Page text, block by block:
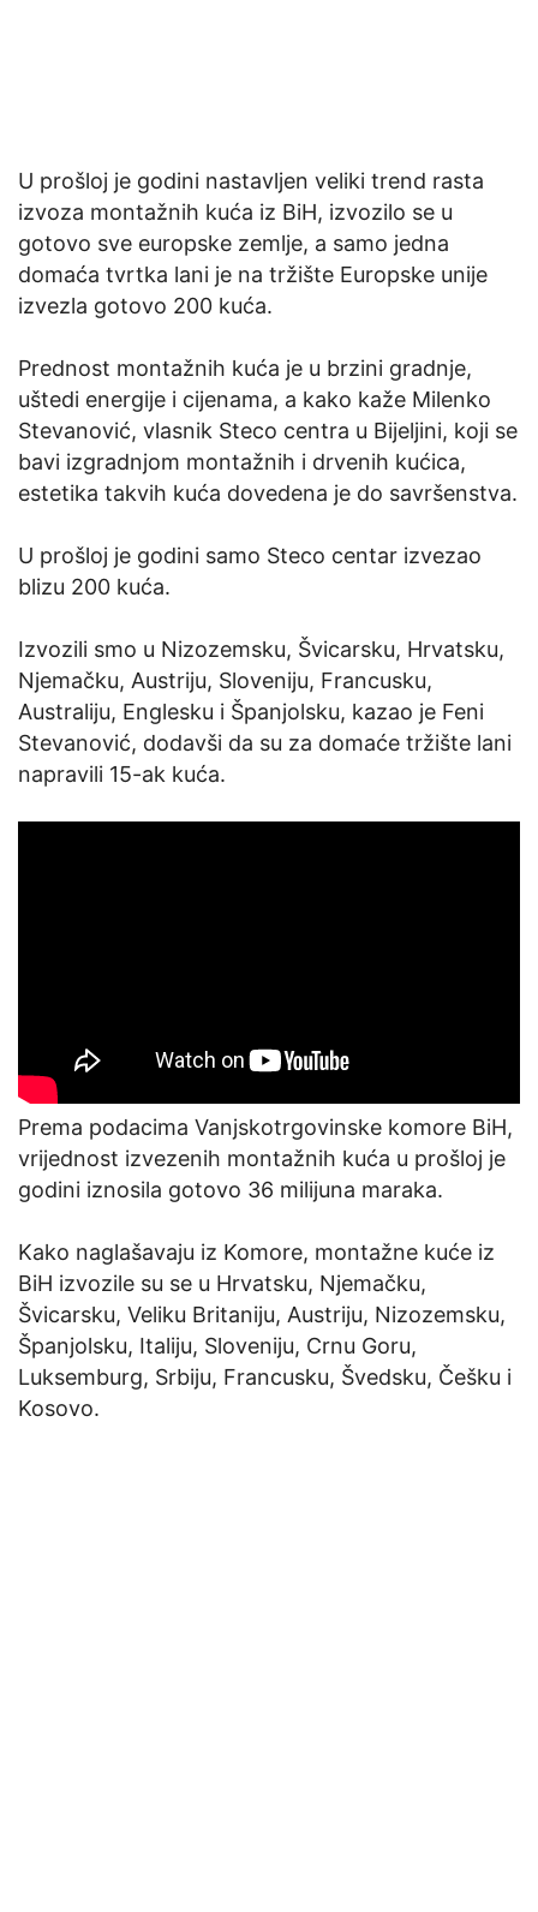
U prošloj je godini nastavljen veliki trend rasta
izvoza montažnih kuća iz BiH, izvozilo se u
gotovo sve europske zemlje, a samo jedna
domaća tvrtka lani je na tržište Europske unije
izvezla gotovo 200 kuća.
Prednost montažnih kuća je u brzini gradnje,
uštedi energije i cijenama, a kako kaže Milenko
Stevanović, vlasnik Steco centra u Bijeljini, koji se
bavi izgradnjom montažnih i drvenih kućica,
estetika takvih kuća dovedena je do savršenstva.
U prošloj je godini samo Steco centar izvezao
blizu 200 kuća.
Izvozili smo u Nizozemsku, Švicarsku, Hrvatsku,
Njemačku, Austriju, Sloveniju, Francusku,
Australiju, Englesku i Španjolsku, kazao je Feni
Stevanović, dodavši da su za domaće tržište lani
napravili 15-ak kuća.
Prema podacima Vanjskotrgovinske komore BiH,
vrijednost izvezenih montažnih kuća u prošloj je
godini iznosila gotovo 36 milijuna maraka.
Kako naglašavaju iz Komore, montažne kuće iz
BiH izvozile su se u Hrvatsku, Njemačku,
Švicarsku, Veliku Britaniju, Austriju, Nizozemsku,
Španjolsku, Italiju, Sloveniju, Crnu Goru,
Luksemburg, Srbiju, Francusku, Švedsku, Češku i
Kosovo.